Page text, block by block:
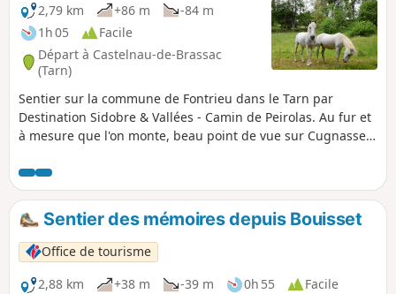
2,79 km
+86 m
-84 m
1h 05
Facile
Départ à Castelnau-de-Brassac
(Tarn)
Sentier sur la commune de Fontrieu dans le Tarn par
Destination Sidobre & Vallées - Camin de Peirolas. Au fur et
à mesure que l'on monte, beau point de vue sur Cugnasse,
droite la métairie de Penrieu.
Sentier des mémoires depuis Bouisset
Office de tourisme
2,88 km
+38 m -39 m 0h 55
Facile